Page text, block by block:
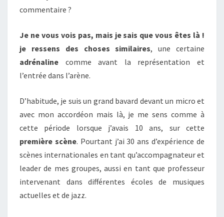
commentaire ?
Je ne vous vois pas, mais je sais que vous êtes là !
je ressens des choses similaires, une certaine
adrénaline comme avant la représentation et
l’entrée dans l’arène.
D’habitude, je suis un grand bavard devant un micro et
avec mon accordéon mais là, je me sens comme à
cette période lorsque j’avais 10 ans, sur cette
première scène. Pourtant j’ai 30 ans d’expérience de
scènes internationales en tant qu’accompagnateur et
leader de mes groupes, aussi en tant que professeur
intervenant dans différentes écoles de musiques
actuelles et de jazz.